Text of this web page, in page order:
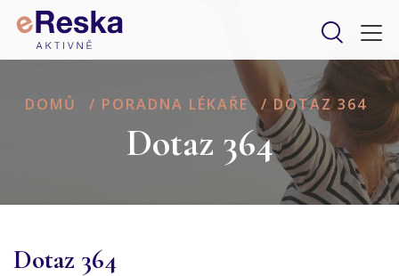
DOMŮ / PORADNA LÉKAŘE / DOTAZ 364
Dotaz 364
Dotaz 364